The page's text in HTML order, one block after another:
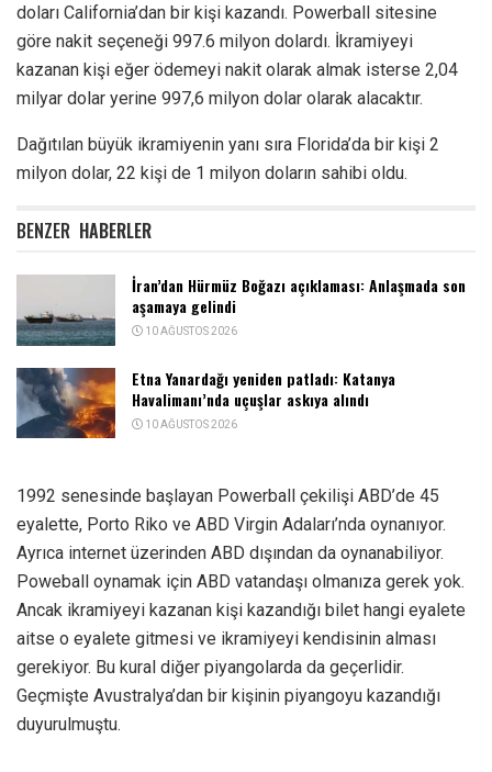
doları California’dan bir kişi kazandı. Powerball sitesine
göre nakit seçeneği 997.6 milyon dolardı. İkramiyeyi
kazanan kişi eğer ödemeyi nakit olarak almak isterse 2,04
milyar dolar yerine 997,6 milyon dolar olarak alacaktır.
Dağıtılan büyük ikramiyenin yanı sıra Florida’da bir kişi 2
milyon dolar, 22 kişi de 1 milyon doların sahibi oldu.
BENZER HABERLER
İran’dan Hürmüz Boğazı açıklaması: Anlaşmada son
aşamaya gelindi
10 AĞUSTOS 2026
Etna Yanardağı yeniden patladı: Katanya
Havalimanı’nda uçuşlar askıya alındı
10 AĞUSTOS 2026
1992 senesinde başlayan Powerball çekilişi ABD’de 45
eyalette, Porto Riko ve ABD Virgin Adaları’nda oynanıyor.
Ayrıca internet üzerinden ABD dışından da oynanabiliyor.
Poweball oynamak için ABD vatandaşı olmanıza gerek yok.
Ancak ikramiyeyi kazanan kişi kazandığı bilet hangi eyalete
aitse o eyalete gitmesi ve ikramiyeyi kendisinin alması
gerekiyor. Bu kural diğer piyangolarda da geçerlidir.
Geçmişte Avustralya’dan bir kişinin piyangoyu kazandığı
duyurulmuştu.